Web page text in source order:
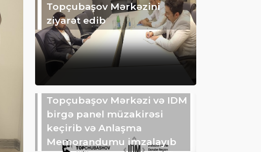
Topçubaşov Mərkəzini
ziyarət edib
Topçubaşov Mərkəzi və IDM
birgə panel müzakirəsi
keçirib və Anlaşma
Memorandumu imzalayıb